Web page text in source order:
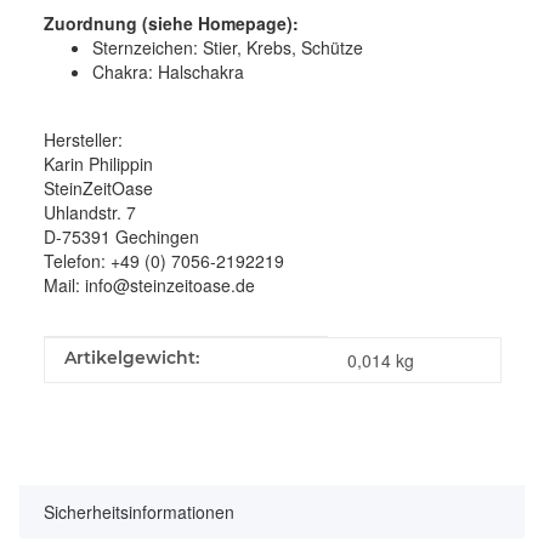
Zuordnung (siehe Homepage):
Sternzeichen: Stier, Krebs, Schütze
Chakra: Halschakra
Hersteller:
Karin Philippin
SteinZeitOase
Uhlandstr. 7
D-75391 Gechingen
Telefon: +49 (0) 7056-2192219
Mail: info@steinzeitoase.de
Produkteigenschaft
Wert
Artikelgewicht: 0,014 kg
Sicherheitsinformationen